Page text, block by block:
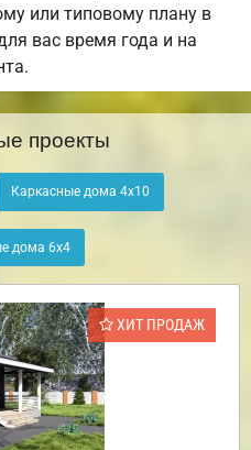
или типовому плану в
вас время года и на
проекты
Каркасные дома 4х10
дома 6х4
ХИТ ПРОДАЖ